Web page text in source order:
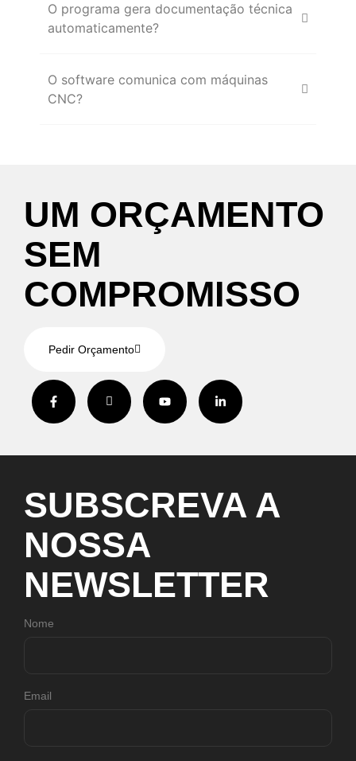
O programa gera documentação técnica
automaticamente?
O software comunica com máquinas
CNC?
UM ORÇAMENTO
SEM
COMPROMISSO
Pedir Orçamento
SUBSCREVA A
NOSSA
NEWSLETTER
Nome
Email